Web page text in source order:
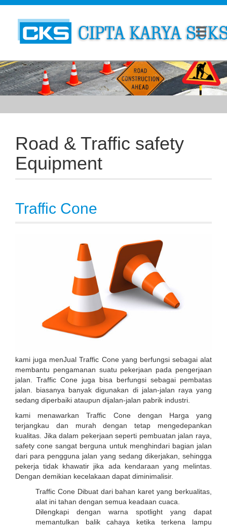
Road & Traffic safety
Equipment
Traffic Cone
kami juga menJual Traffic Cone yang berfungsi sebagai alat
membantu pengamanan suatu pekerjaan pada pengerjaan
jalan. Traffic Cone juga bisa berfungsi sebagai pembatas
jalan. biasanya banyak digunakan di jalan-jalan raya yang
sedang diperbaiki ataupun dijalan-jalan pabrik industri.
kami menawarkan Traffic Cone dengan Harga yang
terjangkau dan murah dengan tetap mengedepankan
kualitas. Jika dalam pekerjaan seperti pembuatan jalan raya,
safety cone sangat berguna untuk menghindari bagian jalan
dari para pengguna jalan yang sedang dikerjakan, sehingga
pekerja tidak khawatir jika ada kendaraan yang melintas.
Dengan demikian kecelakaan dapat diminimalisir.
Traffic Cone Dibuat dari bahan karet yang berkualitas,
alat ini tahan dengan semua keadaan cuaca.
Dilengkapi dengan warna spotlight yang dapat
memantulkan balik cahaya ketika terkena lampu